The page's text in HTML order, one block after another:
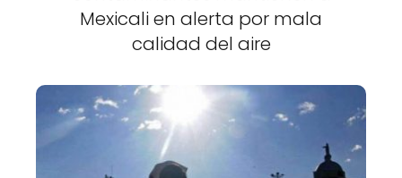
Mexicali en alerta por mala
calidad del aire